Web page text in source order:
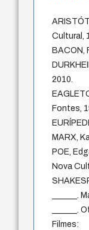
Cultural,
BACON,
2010.
Fontes,
MARX,
POE,
Nova
______.
______.
Filmes: